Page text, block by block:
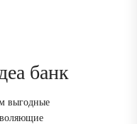
банк
выгодные